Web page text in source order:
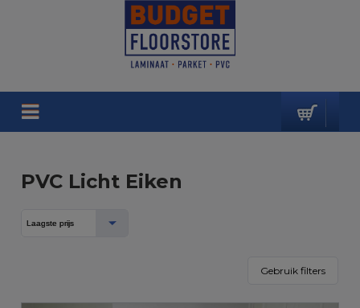
PVC Licht Eiken
Gebruik filters